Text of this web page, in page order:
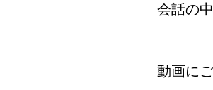
会話の
動画に